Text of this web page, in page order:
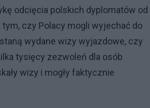
odcięcia polskich dyplomatów od
czy Polacy mogli wyjechać do
wydane wizy wyjazdowe, czy
tysięcy zezwoleń dla osób
wizy i mogły faktycznie